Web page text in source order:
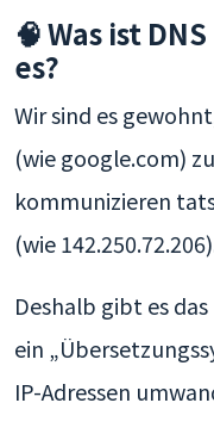
🧠 Was ist
es?
Wir sind es
(wie google.com)
kommunizieren
(wie
Deshalb gibt es
ein
IP-Adressen